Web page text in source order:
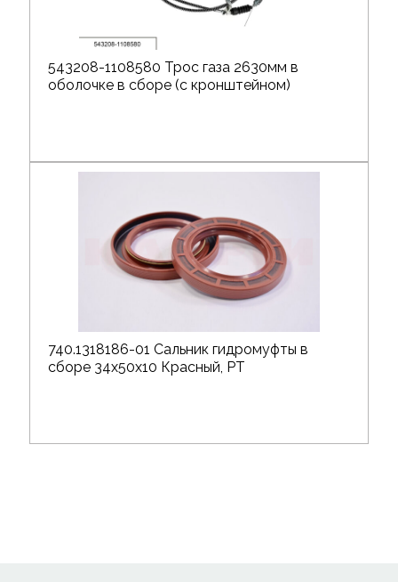
543208-1108580 Трос газа 2630мм в
оболочке в сборе (с кронштейном)
740.1318186-01 Сальник гидромуфты в
сборе 34х50х10 Красный, РТ